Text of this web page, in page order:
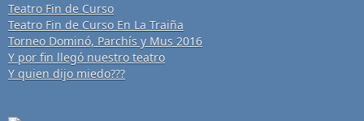
Teatro Fin de Curso
Teatro Fin de Curso En La Traiña
Torneo Dominó, Parchís y Mus 2016
Y por fin llegó nuestro teatro
Y quien dijo miedo???